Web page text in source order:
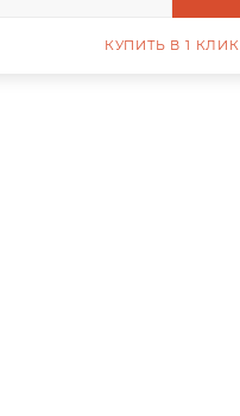
КУПИТЬ В 1 КЛИК